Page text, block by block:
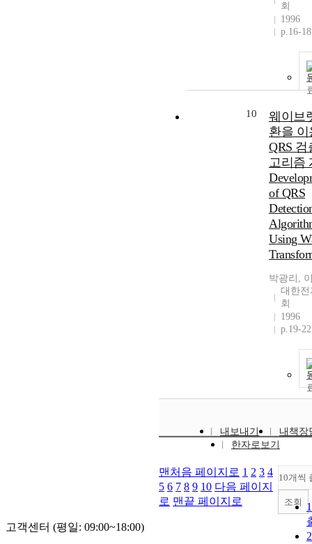
회
1996
p.16-18
10
웨이브
환을 이
QRS 검
고리즘
of QRS
Using
박광리,
대한
회
1996
p.19-22
내보내기
내책장
한자로보기
10개씩
조회
맨처음 페이지로 1 2 3 4
5 6 7 8 9 10 다음 페이지
로 맨끝 페이지로
고객센터 (평일: 09:00~18:00)